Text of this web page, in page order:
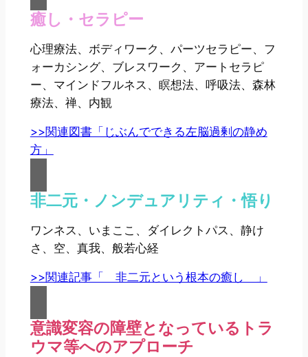
癒し・セラピー
心理療法、ボディワーク、パーツセラピー、フ
ォーカシング、ブレスワーク、アートセラピ
ー、マインドフルネス、瞑想法、呼吸法、森林
療法、禅、内観
>>関連図書「じぶんでできる左脳過剰の静め
方」
非二元・ノンデュアリティ・悟り
ワンネス、いまここ、ダイレクトパス、静け
さ、空、真我、般若心経
>>関連記事「 非二元という根本の癒し 」
意識変容の障壁となっているトラ
ウマ等へのアプローチ